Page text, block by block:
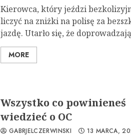
Kierowca, który jeździ
liczyć na zniżki na polisę za
jazdę. Utarło się, że
MORE
Wszystko co powinieneś
wiedzieć o OC
GABRJELCZERWINSKI 13 MARCA,